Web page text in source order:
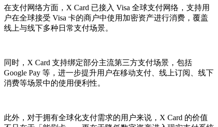
在支付网络方面，X Card 已接入 Visa 全球支付网络，支持用
户在全球接受 Visa 卡的商户中使用加密资产进行消费，覆盖
线上与线下多种日常支付场景。
同时，X Card 支持绑定部分主流第三方支付场景，包括
Google Pay 等，进一步提升用户在移动支付、线上订阅、线下
消费等场景中的使用便利性。
此外，对于拥有全球化支付需求的用户来说，X Card 的价值